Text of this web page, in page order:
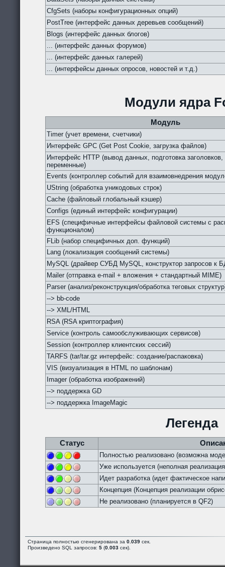
CfgSets (наборы конфигурационных опций)
PostTree (интерфейс данных деревьев сообщений)
Blogs (интерфейс данных блогов)
... (интерфейс данных форумов)
... (интерфейс данных галерей)
... (интерфейсы данных опросов, новостей и т.д.)
Модули ядра
Модуль
Timer (учет времени, счетчики)
Интерфейс GPC (Get Post Cookie, загрузка файлов)
Интерфейс HTTP (вывод данных, подготовка
переменные)
Events (контроллер событий для взаимовнедрения
UString (обработка уникодовых строк)
Cache (файловый глобальный кэшер)
Configs (единый интерфейс конфигурации)
EFS (специфичные интерфейсы файловой системы с
функционалом)
FLib (набор специфичных доп. функций)
Lang (локализация сообщений системы)
MySQL (драйвер СУБД MySQL, конструктор запросов к
Mailer (отправка e-mail + вложения + стандартный MIME)
Parser (анализ/реконструкция/обработка теговых
--> bb-code
--> XML/HTML
RSA (RSA криптография)
Service (контроль самообслуживающих сервисов)
Session (контроллер клиентских сессий)
TARFS (tar/tar.gz интерфейс: создание/распаковка)
VIS (визуализация в HTML по шаблонам)
Imager (обработка изображений)
--> поддержка GD
--> поддержка ImageMagic
Легенда
Статус
Полностью реализовано (возможна
Уже используется (неполная
Идет разработка (идет фактическое
Концепция (Концепция реализации
Не реализовано (планируется в QF2)
Страница полностью сгенерирована за 0.039 сек.
Произведено SQL запросов: 5 (0.003 сек).